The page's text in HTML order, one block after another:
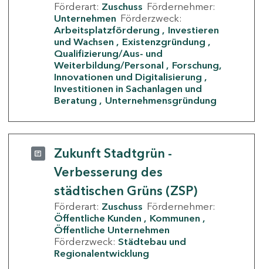
Förderart: Zuschuss Fördernehmer:
Unternehmen Förderzweck:
Arbeitsplatzförderung
Investieren
und Wachsen
Existenzgründung
Qualifizierung/Aus- und
Weiterbildung/Personal
Forschung,
Innovationen und Digitalisierung
Investitionen in Sachanlagen und
Beratung
Unternehmensgründung
Zukunft Stadtgrün -
Verbesserung des
städtischen Grüns (ZSP)
Förderart: Zuschuss Fördernehmer:
Öffentliche Kunden
Kommunen
Öffentliche Unternehmen
Förderzweck: Städtebau und
Regionalentwicklung